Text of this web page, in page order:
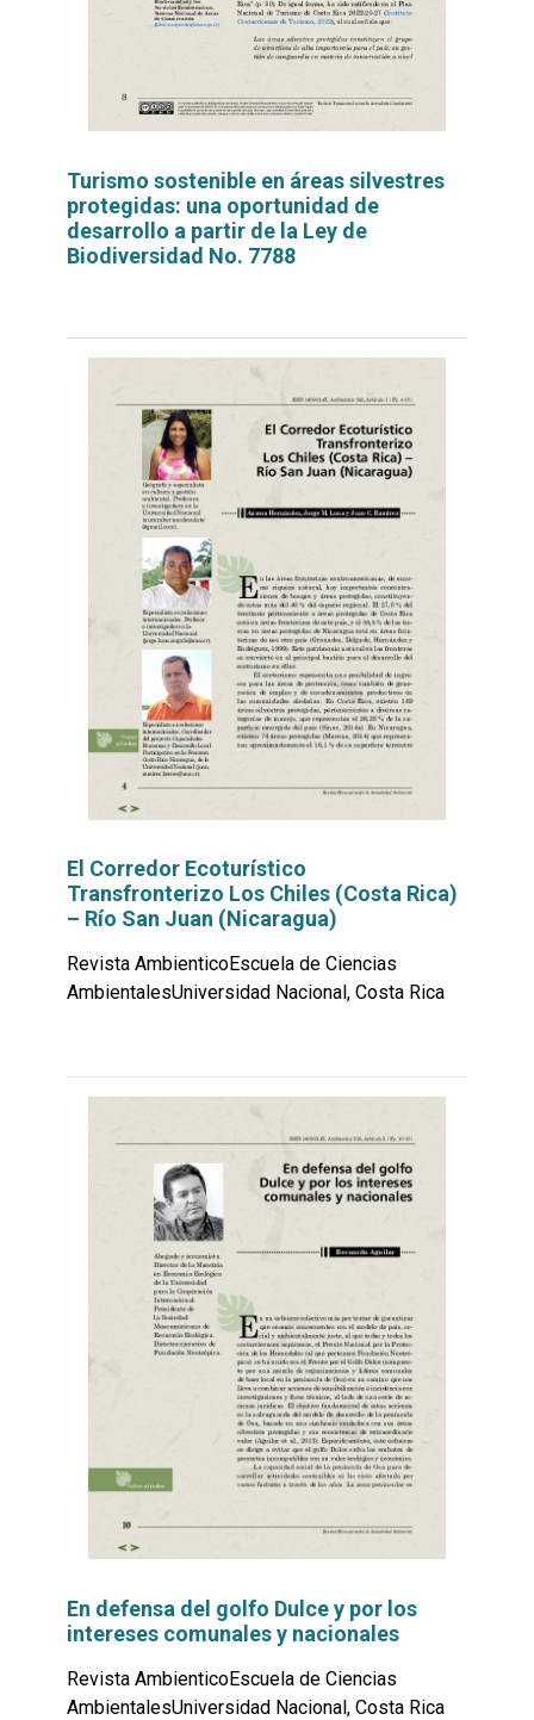
Turismo sostenible en áreas silvestres
protegidas: una oportunidad de
desarrollo a partir de la Ley de
Biodiversidad No. 7788
El Corredor Ecoturístico
Transfronterizo Los Chiles (Costa Rica)
– Río San Juan (Nicaragua)
Revista AmbienticoEscuela de Ciencias
AmbientalesUniversidad Nacional, Costa Rica
En defensa del golfo Dulce y por los
intereses comunales y nacionales
Revista AmbienticoEscuela de Ciencias
AmbientalesUniversidad Nacional, Costa Rica